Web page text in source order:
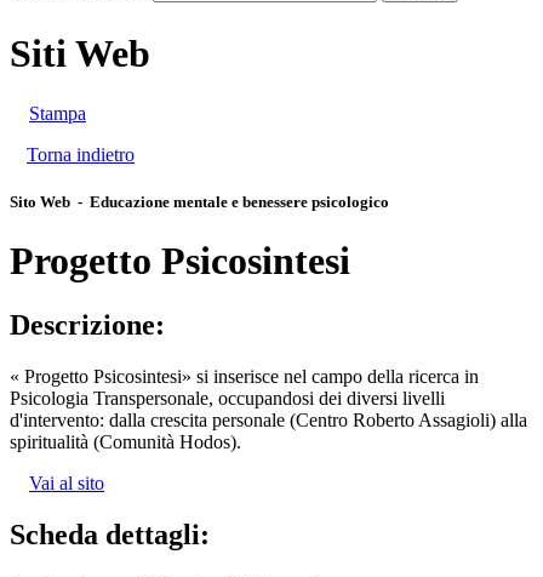
Siti Web
Stampa
Torna indietro
Sito Web - Educazione mentale e benessere psicologico
Progetto Psicosintesi
Descrizione:
« Progetto Psicosintesi» si inserisce nel campo della ricerca in
Psicologia Transpersonale, occupandosi dei diversi livelli
d'intervento: dalla crescita personale (Centro Roberto Assagioli) alla
spiritualità (Comunità Hodos).
Vai al sito
Scheda dettagli: